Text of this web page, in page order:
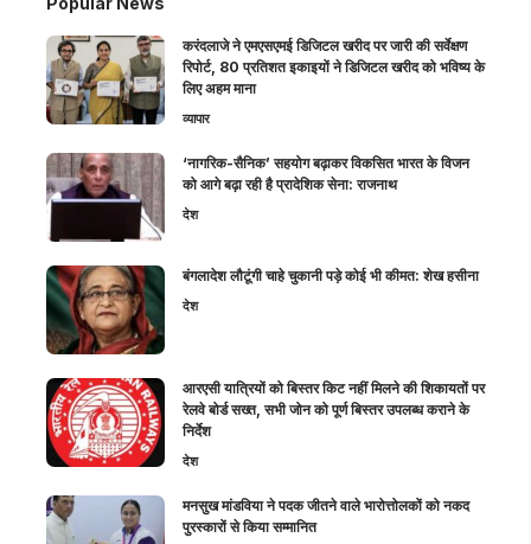
करंदलाजे ने एमएसएमई डिजिटल खरीद पर जारी की सर्वेक्षण
रिपोर्ट, 80 प्रतिशत इकाइयों ने डिजिटल खरीद को भविष्य के
लिए अहम माना
व्यापार
‘नागरिक-सैनिक’ सहयोग बढ़ाकर विकसित भारत के विजन
को आगे बढ़ा रही है प्रादेशिक सेना: राजनाथ
देश
बंगलादेश लौटूंगी चाहे चुकानी पड़े कोई भी कीमत: शेख हसीना
देश
आरएसी यात्रियों को बिस्तर किट नहीं मिलने की शिकायतों पर
रेलवे बोर्ड सख्त, सभी जोन को पूर्ण बिस्तर उपलब्ध कराने के
निर्देश
देश
मनसुख मांडविया ने पदक जीतने वाले भारोत्तोलकों को नकद
पुरस्कारों से किया सम्मानित